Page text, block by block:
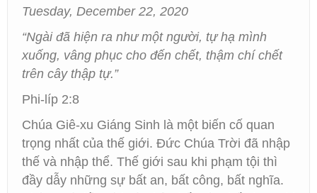
Tuesday, December 22, 2020
“Ngài đã hiện ra như một người, tự hạ mình
xuống, vâng phục cho đến chết, thậm chí chết
trên cây thập tự.”
Phi-líp 2:8
Chúa Giê-xu Giáng Sinh là một biến cố quan
trọng nhất của thế giới. Đức Chúa Trời đã nhập
thế và nhập thể. Thế giới sau khi phạm tội thì
đầy dẫy những sự bất an, bất công, bất nghĩa.